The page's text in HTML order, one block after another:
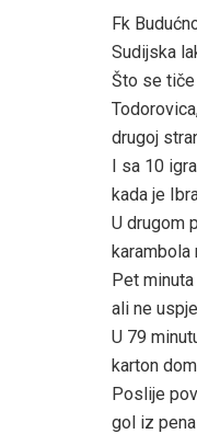
Fk
Sudijska
Što se tiče
drugoj
I sa 10
kada je
U drugom
karambola
Pet
ali ne
U 79
karton
Poslije
gol iz